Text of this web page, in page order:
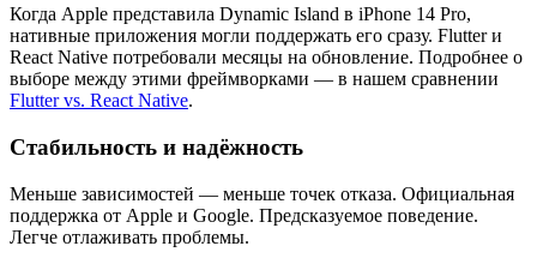
Когда Apple представила Dynamic Island в iPhone 14 Pro,
нативные приложения могли поддержать его сразу. Flutter и
React Native потребовали месяцы на обновление. Подробнее о
выборе между этими фреймворками — в нашем сравнении
Flutter vs. React Native.
Стабильность и надёжность
Меньше зависимостей — меньше точек отказа. Официальная
поддержка от Apple и Google. Предсказуемое поведение.
Легче отлаживать проблемы.